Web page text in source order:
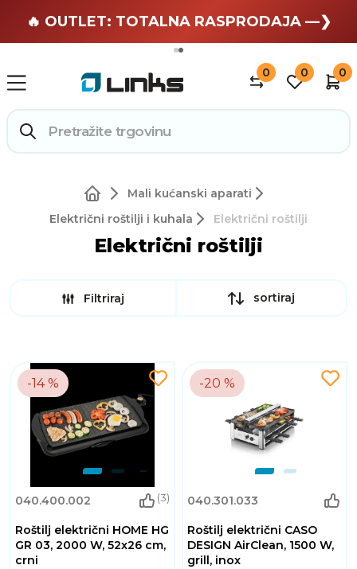
🏄 Zaslužuješ odmor —❯
🔥 OUTLET: TOTALNA RASPRODAJA —❯
0 0 0
Mali kućanski aparati
Električni roštilji i kuhala
Električni roštilji
Električni roštilji
Filtriraj sortiraj
-14 %
040.400.002 (3)
Roštilj električni HOME HG
GR 03, 2000 W, 52x26 cm,
crni
-20 %
040.301.033
Roštilj električni CASO
DESIGN AirClean, 1500 W,
grill, inox